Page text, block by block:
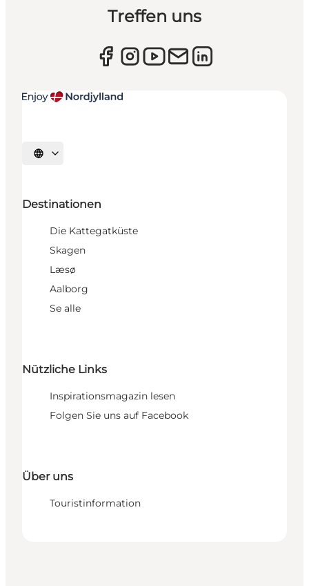
Treffen uns
Sprache auswählen
Destinationen
Die Kattegatküste
Skagen
Læsø
Aalborg
Se alle
Nützliche Links
Inspirationsmagazin lesen
Folgen Sie uns auf Facebook
Über uns
Touristinformation